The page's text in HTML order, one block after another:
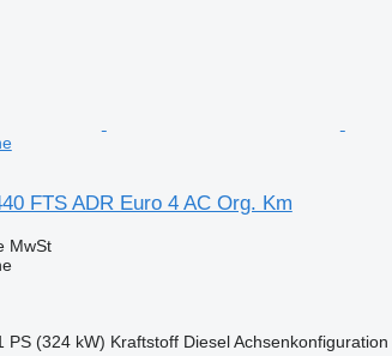
FTS ADR Euro 4 AC Org. Km
MwSt
PS (324 kW) Kraftstoff Diesel Achsenkonfiguration